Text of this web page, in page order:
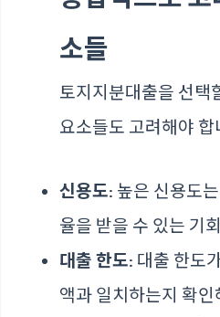
소들
토지지분대출을 선택
요소들도 고려해야 합
신용도: 높은 신용도
율을 받을 수 있는 기
대출 한도: 대출 한도
액과 일치하는지 확